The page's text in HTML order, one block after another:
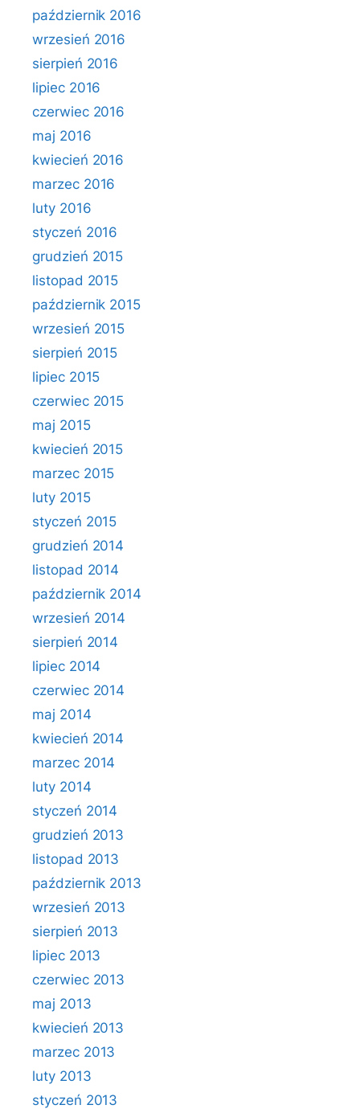
październik 2016
wrzesień 2016
sierpień 2016
lipiec 2016
czerwiec 2016
maj 2016
kwiecień 2016
marzec 2016
luty 2016
styczeń 2016
grudzień 2015
listopad 2015
październik 2015
wrzesień 2015
sierpień 2015
lipiec 2015
czerwiec 2015
maj 2015
kwiecień 2015
marzec 2015
luty 2015
styczeń 2015
grudzień 2014
listopad 2014
październik 2014
wrzesień 2014
sierpień 2014
lipiec 2014
czerwiec 2014
maj 2014
kwiecień 2014
marzec 2014
luty 2014
styczeń 2014
grudzień 2013
listopad 2013
październik 2013
wrzesień 2013
sierpień 2013
lipiec 2013
czerwiec 2013
maj 2013
kwiecień 2013
marzec 2013
luty 2013
styczeń 2013